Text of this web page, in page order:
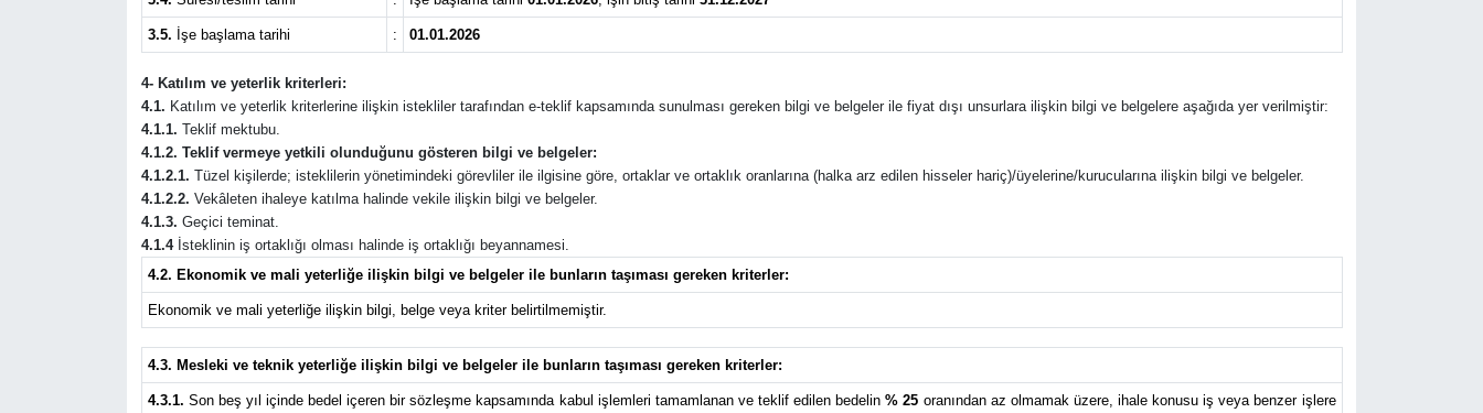
3.5. İşe başlama tarihi : 01.01.2026
4- Katılım ve yeterlik kriterleri:
4.1. Katılım ve yeterlik kriterlerine ilişkin istekliler tarafından e-teklif kapsamında sunulması gereken bilgi ve belgeler ile fiyat dışı unsurlara ilişkin bilgi ve belgelere aşağıda yer verilmiştir:
4.1.1. Teklif mektubu.
4.1.2. Teklif vermeye yetkili olunduğunu gösteren bilgi ve belgeler:
4.1.2.1. Tüzel kişilerde; isteklilerin yönetimindeki görevliler ile ilgisine göre, ortaklar ve ortaklık oranlarına (halka arz edilen hisseler hariç)/üyelerine/kurucularına ilişkin bilgi ve belgeler.
4.1.2.2. Vekâleten ihaleye katılma halinde vekile ilişkin bilgi ve belgeler.
4.1.3. Geçici teminat.
4.1.4İsteklinin iş ortaklığı olması halinde iş ortaklığı beyannamesi.
4.2. Ekonomik ve mali yeterliğe ilişkin bilgi ve belgeler ile bunların taşıması gereken kriterler:
Ekonomik ve mali yeterliğe ilişkin bilgi, belge veya kriter belirtilmemiştir.
4.3. Mesleki ve teknik yeterliğe ilişkin bilgi ve belgeler ile bunların taşıması gereken kriterler:
4.3.1. Son beş yıl içinde bedel içeren bir sözleşme kapsamında kabul işlemleri tamamlanan ve teklif edilen bedelin% 25 oranından az olmamak üzere, ihale konusu iş veya benzer işlere